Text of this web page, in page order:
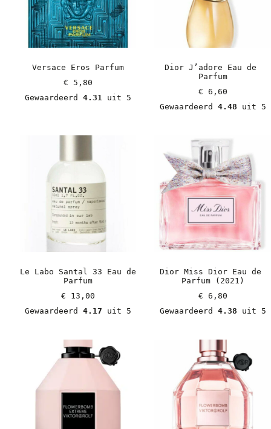
Versace Eros Parfum
€ 5,80
Gewaardeerd 4.31 uit 5
Dior J’adore Eau de
Parfum
€ 6,60
Gewaardeerd 4.48 uit 5
Le Labo Santal 33 Eau de
Parfum
€ 13,00
Gewaardeerd 4.17 uit 5
Dior Miss Dior Eau de
Parfum (2021)
€ 6,80
Gewaardeerd 4.38 uit 5